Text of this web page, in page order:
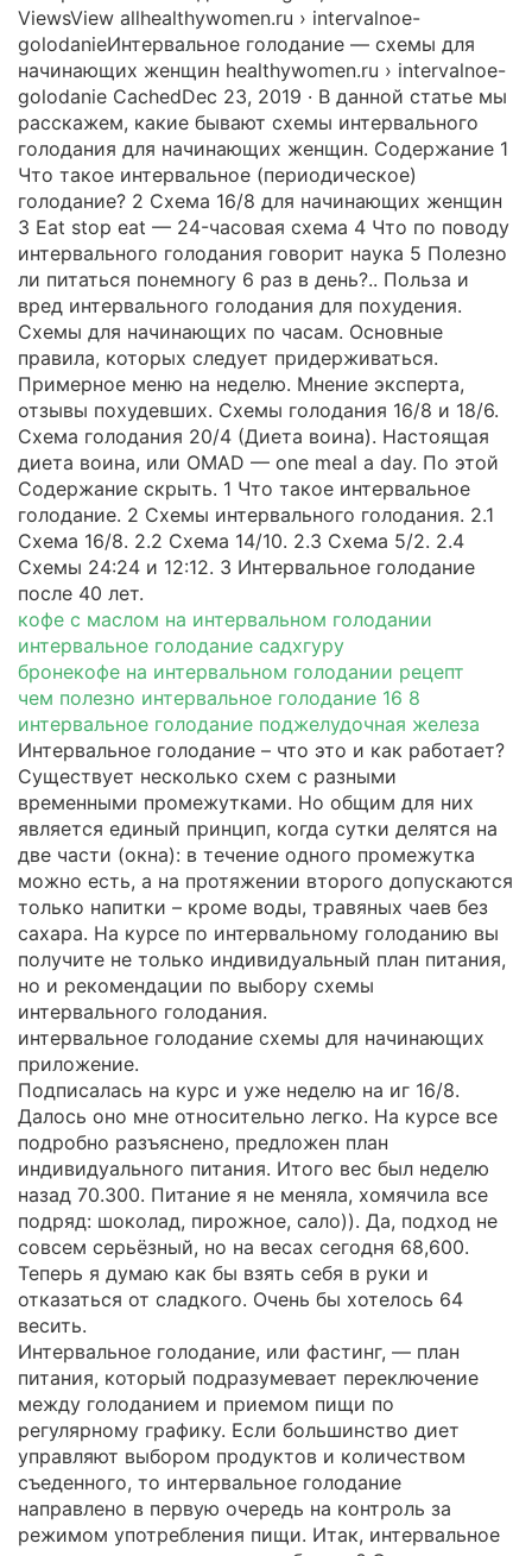
ViewsView allhealthywomen.ru › intervalnoe-
golodanieИнтервальное голодание — схемы для
начинающих женщин healthywomen.ru › intervalnoe-
golodanie CachedDec 23, 2019 · В данной статье мы
расскажем, какие бывают схемы интервального
голодания для начинающих женщин. Содержание 1
Что такое интервальное (периодическое)
голодание? 2 Схема 16/8 для начинающих женщин
3 Eat stop eat — 24-часовая схема 4 Что по поводу
интервального голодания говорит наука 5 Полезно
ли питаться понемногу 6 раз в день?.. Польза и
вред интервального голодания для похудения.
Схемы для начинающих по часам. Основные
правила, которых следует придерживаться.
Примерное меню на неделю. Мнение эксперта,
отзывы похудевших. Схемы голодания 16/8 и 18/6.
Схема голодания 20/4 (Диета воина). Настоящая
диета воина, или OMAD — one meal a day. По этой
Содержание скрыть. 1 Что такое интервальное
голодание. 2 Схемы интервального голодания. 2.1
Схема 16/8. 2.2 Схема 14/10. 2.3 Схема 5/2. 2.4
Схемы 24:24 и 12:12. 3 Интервальное голодание
после 40 лет.
кофе с маслом на интервальном голодании
интервальное голодание садхгуру
бронекофе на интервальном голодании рецепт
чем полезно интервальное голодание 16 8
интервальное голодание поджелудочная железа
Интервальное голодание – что это и как работает?
Существует несколько схем с разными
временными промежутками. Но общим для них
является единый принцип, когда сутки делятся на
две части (окна): в течение одного промежутка
можно есть, а на протяжении второго допускаются
только напитки – кроме воды, травяных чаев без
сахара. На курсе по интервальному голоданию вы
получите не только индивидуальный план питания,
но и рекомендации по выбору схемы
интервального голодания.
интервальное голодание схемы для начинающих
приложение.
Подписалась на курс и уже неделю на иг 16/8.
Далось оно мне относительно легко. На курсе все
подробно разъяснено, предложен план
индивидуального питания. Итого вес был неделю
назад 70.300. Питание я не меняла, хомячила все
подряд: шоколад, пирожное, сало)). Да, подход не
совсем серьёзный, но на весах сегодня 68,600.
Теперь я думаю как бы взять себя в руки и
отказаться от сладкого. Очень бы хотелось 64
весить.
Интервальное голодание, или фастинг, — план
питания, который подразумевает переключение
между голоданием и приемом пищи по
регулярному графику. Если большинство диет
управляют выбором продуктов и количеством
съеденного, то интервальное голодание
направлено в первую очередь на контроль за
режимом употребления пищи. Итак, интервальное